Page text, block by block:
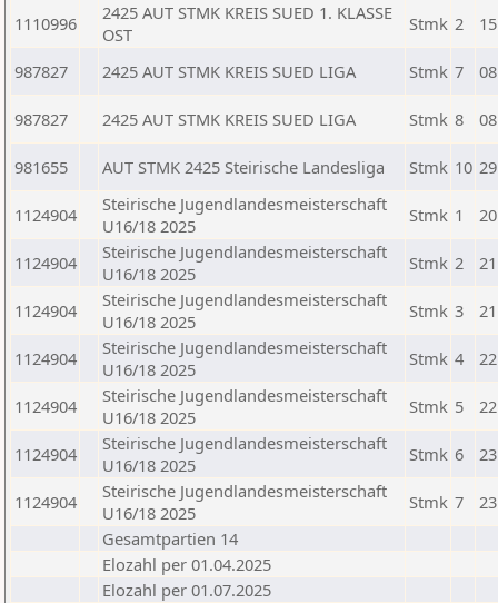
1110996
2425 AUT STMK KREIS SUED 1. KLASSE
OST
Stmk 2
987827 2425 AUT STMK KREIS SUED LIGA Stmk 7
987827 2425 AUT STMK KREIS SUED LIGA Stmk 8
981655 AUT STMK 2425 Steirische Landesliga Stmk 10
1124904
Steirische Jugendlandesmeisterschaft
U16/18 2025
Stmk 1
1124904
Steirische Jugendlandesmeisterschaft
U16/18 2025
Stmk 2
1124904
Steirische Jugendlandesmeisterschaft
U16/18 2025
Stmk 3
1124904
Steirische Jugendlandesmeisterschaft
U16/18 2025
Stmk 4
1124904
Steirische Jugendlandesmeisterschaft
U16/18 2025
Stmk 5
1124904
Steirische Jugendlandesmeisterschaft
U16/18 2025
Stmk 6
1124904
Steirische Jugendlandesmeisterschaft
U16/18 2025
Stmk 7
Gesamtpartien 14
Elozahl per 01.04.2025
Elozahl per 01.07.2025